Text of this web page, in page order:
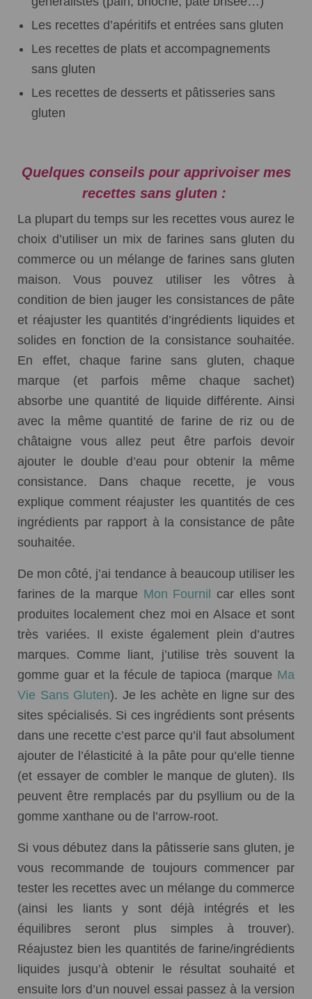
Les recettes d’apéritifs et entrées sans gluten
Les recettes de plats et accompagnements
sans gluten
Les recettes de desserts et pâtisseries sans
gluten
Quelques conseils pour apprivoiser mes
recettes sans gluten :
La plupart du temps sur les recettes vous aurez le
choix d’utiliser un mix de farines sans gluten du
commerce ou un mélange de farines sans gluten
maison. Vous pouvez utiliser les vôtres à
condition de bien jauger les consistances de pâte
et réajuster les quantités d’ingrédients liquides et
solides en fonction de la consistance souhaitée.
En effet, chaque farine sans gluten, chaque
marque (et parfois même chaque sachet)
absorbe une quantité de liquide différente. Ainsi
avec la même quantité de farine de riz ou de
châtaigne vous allez peut être parfois devoir
ajouter le double d’eau pour obtenir la même
consistance. Dans chaque recette, je vous
explique comment réajuster les quantités de ces
ingrédients par rapport à la consistance de pâte
souhaitée.
De mon côté, j’ai tendance à beaucoup utiliser les
farines de la marque Mon Fournil
car elles sont
produites localement chez moi en Alsace et sont
très variées. Il existe également plein d’autres
marques. Comme liant, j’utilise très souvent la
gomme guar et la fécule de tapioca (marque Ma
Vie Sans Gluten). Je les achète en ligne sur des
sites spécialisés. Si ces ingrédients sont présents
dans une recette c’est parce qu’il faut absolument
ajouter de l’élasticité à la pâte pour qu’elle tienne
(et essayer de combler le manque de gluten). Ils
peuvent être remplacés par du psyllium ou de la
gomme xanthane ou de l’arrow-root.
Si vous débutez dans la pâtisserie sans gluten, je
vous recommande de toujours commencer par
tester les recettes avec un mélange du commerce
(ainsi les liants y sont déjà intégrés et les
équilibres seront plus simples à trouver).
Réajustez bien les quantités de farine/ingrédients
liquides jusqu’à obtenir le résultat souhaité et
ensuite lors d’un nouvel essai passez à la version